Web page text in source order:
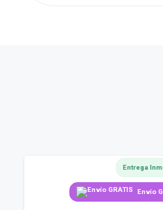
Entrega
Envío